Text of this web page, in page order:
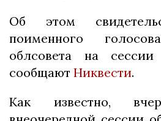
Об этом
поименного
облсовета на
сообщают Никвести.
Как известно,